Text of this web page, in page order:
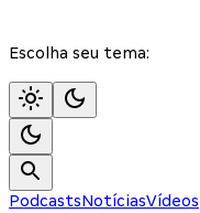
Escolha seu tema:
PodcastsNotíciasVídeos